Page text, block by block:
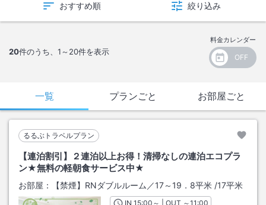
おすすめ順 絞り込み
20件のうち、 1～20件を表示
料金カレンダー
一覧 プランごと お部屋ごと
るるぶトラベルプラン
【連泊割引】２連泊以上お得！清掃なしの連泊エコプラ
ン★無料の軽朝食サービス中★
お部屋： 【禁煙】RNダブルルーム／17～19．8平米 /17平米
INチェックイン
15:00 ～ | OUT チェックアウト
～11:00